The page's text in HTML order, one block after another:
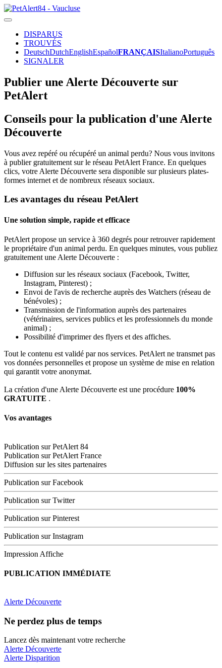
DISPARUS
TROUVÉS
DeutschDutchEnglishEspañolFRANÇAISItalianoPortuguês
SIGNALER
Publier une Alerte Découverte sur
PetAlert
Conseils pour la publication d'une Alerte
Découverte
Vous avez repéré ou récupéré un animal perdu? Nous vous invitons
à publier gratuitement sur le réseau PetAlert France. En quelques
clics, votre Alerte Découverte sera disponible sur plusieurs plates-
formes internet et de nombreux réseaux sociaux.
Les avantages du réseau PetAlert
Une solution simple, rapide et efficace
PetAlert propose un service à 360 degrés pour retrouver rapidement
le propriétaire d'un animal perdu. En quelques minutes, vous publiez
gratuitement une Alerte Découverte :
Diffusion sur les réseaux sociaux (Facebook, Twitter,
Instagram, Pinterest) ;
Envoi de l'avis de recherche auprès des Watchers (réseau de
bénévoles) ;
Transmission de l'information auprès des partenaires
(vétérinaires, services publics et les professionnels du monde
animal) ;
Possibilité d'imprimer des flyers et des affiches.
Tout le contenu est validé par nos services. PetAlert ne transmet pas
vos données personnelles et propose un système de mise en relation
qui garantit votre anonymat.
La création d'une Alerte Découverte est une procédure 100%
GRATUITE .
Vos avantages
Publication sur PetAlert 84
Publication sur PetAlert France
Diffusion sur les sites partenaires
Publication sur Facebook
Publication sur Twitter
Publication sur Pinterest
Publication sur Instagram
Impression Affiche
PUBLICATION IMMÉDIATE
Alerte Découverte
Ne perdez plus de temps
Lancez dès maintenant votre recherche
Alerte Découverte
Alerte Disparition